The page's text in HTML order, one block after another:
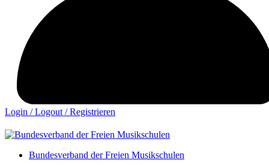
Login / Logout / Registrieren
Bundesverband der Freien Musikschulen